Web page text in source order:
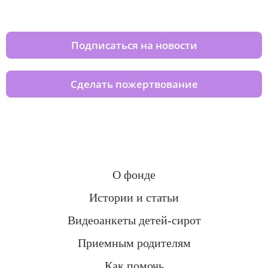
Подписаться на новости
Сделать пожертвование
О фонде
Истории и статьи
Видеоанкеты детей-сирот
Приемным родителям